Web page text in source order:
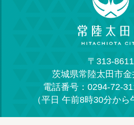
〒313-8611
茨城県常陸太田市
電話番号：0294-72-
（平日 午前8時30分から